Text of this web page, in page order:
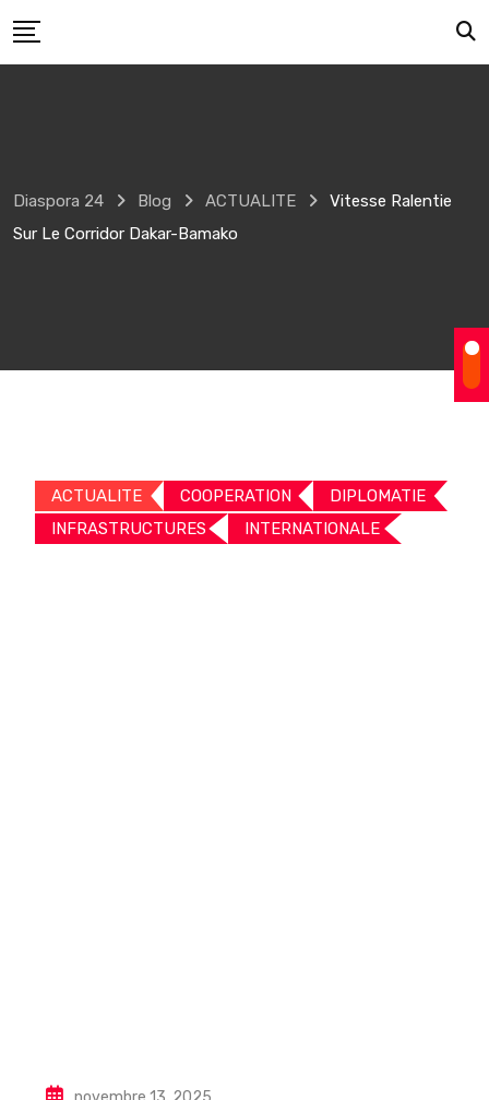
to
Diaspora 24 Blog ACTUALITE
Vitesse Ralentie
Sur Le Corridor Dakar-Bamako
ACTUALITE COOPERATION
DIPLOMATIE
INFRASTRUCTURES
INTERNATIONALE